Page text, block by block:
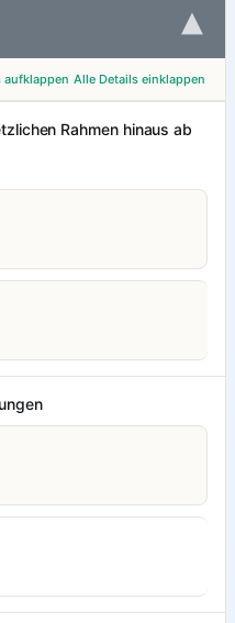
▾
aufklappen Alle Details einklappen
Rahmen hinaus ab